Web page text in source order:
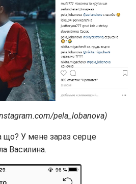
pela_lobanova)
що? У мене зараз серце
Василина.